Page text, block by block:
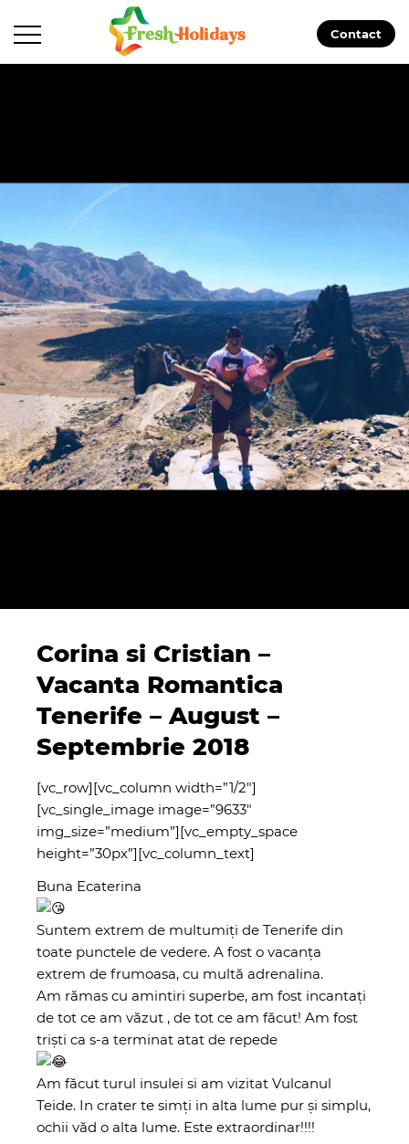
Contact
Corina si Cristian –
Vacanta Romantica
Tenerife – August –
Septembrie 2018
[vc_row][vc_column width=”1/2″]
[vc_single_image image=”9633″
img_size=”medium”][vc_empty_space
height=”30px”][vc_column_text]
Buna Ecaterina
Suntem extrem de multumiți de Tenerife din
toate punctele de vedere. A fost o vacanța
extrem de frumoasa, cu multă adrenalina.
Am rămas cu amintiri superbe, am fost incantați
de tot ce am văzut , de tot ce am făcut! Am fost
triști ca s-a terminat atat de repede
Am făcut turul insulei si am vizitat Vulcanul
Teide. In crater te simți in alta lume pur și simplu,
ochii văd o alta lume. Este extraordinar!!!!